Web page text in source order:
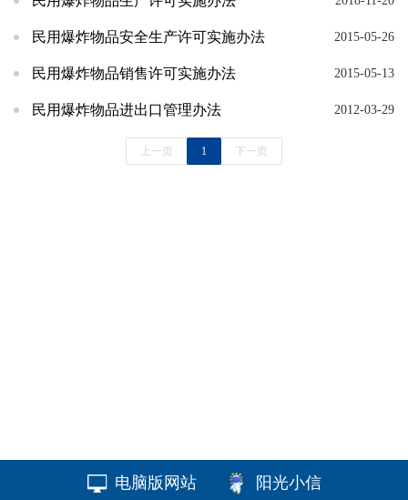
民用爆炸物品安全生产许可实施办法 2015-05-26
民用爆炸物品销售许可实施办法 2015-05-13
民用爆炸物品进出口管理办法 2012-03-29
上一页 1 下一页
电脑版网站 阳光小信